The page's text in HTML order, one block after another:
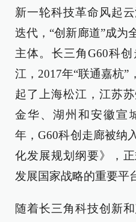
新一轮科技革命风起
迭代，“创新廊道”成为
主体。长三角G60科
江，2017年“联通嘉杭”
起了上海松江，江苏
金华、湖州和安徽宣
年，G60科创走廊被纳
化发展规划纲要》，
发展国家战略的重要平
随着长三角科技创新